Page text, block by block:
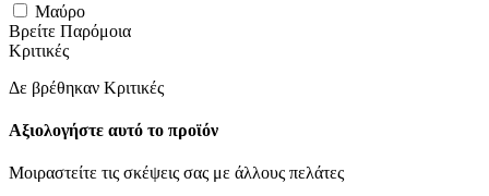
Μαύρο
Βρείτε Παρόμοια
Κριτικές
Δε βρέθηκαν Κριτικές
Αξιολογήστε αυτό το προϊόν
Μοιραστείτε τις σκέψεις σας με άλλους πελάτες